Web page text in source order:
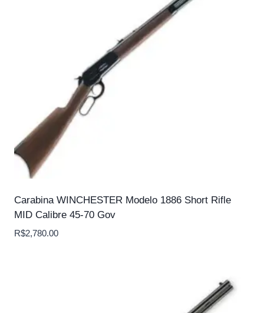
Carabina WINCHESTER Modelo 1886 Short Rifle
MID Calibre 45-70 Gov
R$2,780.00